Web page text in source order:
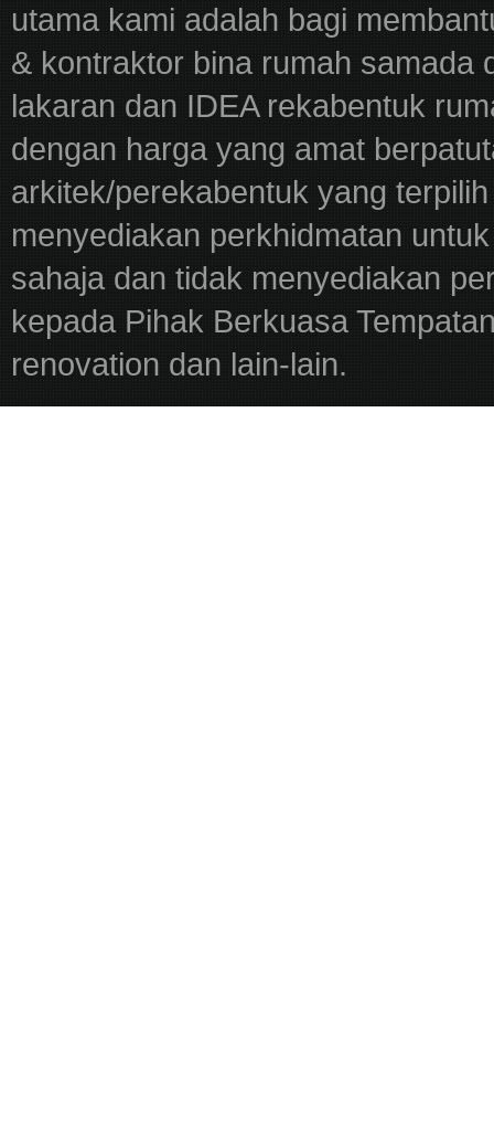
utama kami adalah bagi
& kontraktor bina rumah samada
lakaran dan IDEA rekabentuk
dengan harga yang amat
arkitek/perekabentuk yang
menyediakan perkhidmatan
sahaja dan tidak menyediakan
kepada Pihak Berkuasa
renovation dan lain-lain.